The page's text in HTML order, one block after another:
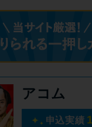
銀行カードロー
の理由
無利息期間を利用
お金を借りる3つ
アコム
申込実績